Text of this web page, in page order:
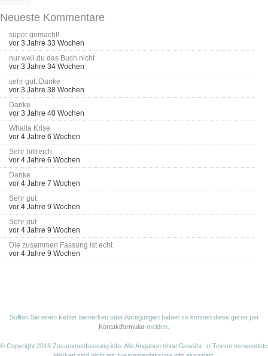
Neueste Kommentare
super gemacht!
vor 3 Jahre 33 Wochen
nur weil du das Buch nicht
vor 3 Jahre 34 Wochen
sehr gut. Danke
vor 3 Jahre 38 Wochen
Danke
vor 3 Jahre 40 Wochen
Whalla Krise
vor 4 Jahre 6 Wochen
Sehr hilfreich
vor 4 Jahre 6 Wochen
Danke
vor 4 Jahre 7 Wochen
Sehr gut
vor 4 Jahre 9 Wochen
Sehr gut
vor 4 Jahre 9 Wochen
Die zusammen Fassung ist echt
vor 4 Jahre 9 Wochen
Sollten Sie einen Fehler bemerken oder Anregungen haben so können diese gerne per
Kontaktformular melden.
© Copyright 2018 Zusammenfassung.info. Alle Angaben ohne Gewähr. In Texten verwendete